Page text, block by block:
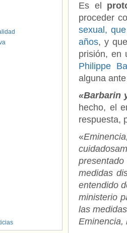
Es el
proceder
sexual,
años, y
prisión, en
Philippe
alguna
«Barbarin
hecho, el
respuesta,
«
medidas
entendido
ministerio
las
Eminencia,